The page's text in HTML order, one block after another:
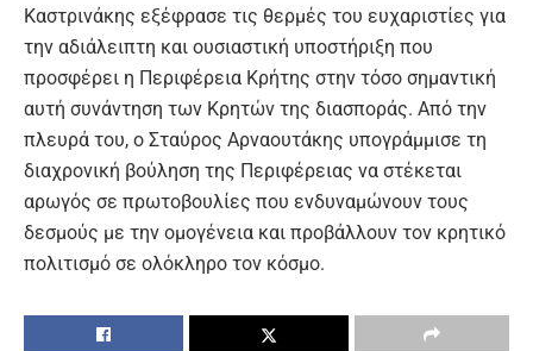
Καστρινάκης εξέφρασε τις θερμές του ευχαριστίες για
την αδιάλειπτη και ουσιαστική υποστήριξη που
προσφέρει η Περιφέρεια Κρήτης στην τόσο σημαντική
αυτή συνάντηση των Κρητών της διασποράς. Από την
πλευρά του, ο Σταύρος Αρναουτάκης υπογράμμισε τη
διαχρονική βούληση της Περιφέρειας να στέκεται
αρωγός σε πρωτοβουλίες που ενδυναμώνουν τους
δεσμούς με την ομογένεια και προβάλλουν τον κρητικό
πολιτισμό σε ολόκληρο τον κόσμο.